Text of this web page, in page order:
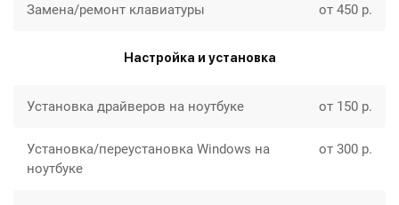
Замена/ремонт клавиатуры от 450 р.
Настройка и установка
Установка драйверов на ноутбуке от 150 р.
Установка/переустановка Windows на
ноутбуке
от 300 р.